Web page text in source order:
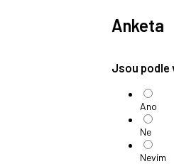
Anketa
Jsou podle
Ano
Ne
Nevím